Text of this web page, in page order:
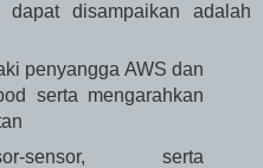
disampaikan adalah
penyangga AWS dan
serta mengarahkan
sensor, serta